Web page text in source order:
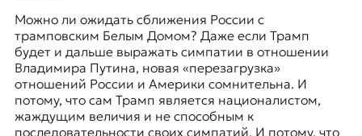
Можно ли ожидать сближения России с
трамповским Белым Домом? Даже если Трамп
будет и дальше выражать симпатии в отношении
Владимира Путина, новая «перезагрузка»
отношений России и Америки сомнительна. И
потому, что сам Трамп является националистом,
жаждущим величия и не способным к
последовательности своих симпатий. И потому, что